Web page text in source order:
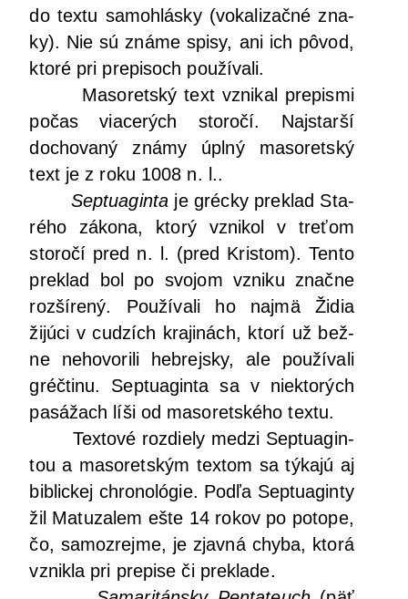
do tex­tu samoh­lás­ky (voka­li­zač­né zna­
ky). Nie sú zná­me spi­sy, ani ich pôvod,
kto­ré pri pre­pi­soch používali.
Maso­ret­ský text vzni­kal pre­pis­mi
počas via­ce­rých sto­ro­čí. Naj­star­ší
docho­va­ný zná­my úpl­ný maso­ret­ský
text je z roku 1008 n. l..
Sep­tu­agin­taje gréc­ky pre­klad Sta­
ré­ho záko­na, kto­rý vzni­kol v tre­ťom
sto­ro­čí pred n. l. (pred Kris­tom). Ten­to
pre­klad bol po svo­jom vzni­ku znač­ne
roz­ší­re­ný. Pou­ží­va­li ho naj­mä Židia
žijú­ci v cudzích kra­ji­nách, kto­rí už bež­
ne neho­vo­ri­li heb­rej­sky, ale pou­ží­va­li
gréč­ti­nu. Sep­tu­agin­ta sa v nie­kto­rých
pasá­žach líši od maso­ret­ské­ho textu.
Tex­to­vé roz­die­ly medzi Sep­tu­agin­
tou a maso­ret­ským tex­tom sa týka­jú aj
bib­lic­kej chro­no­ló­gie. Pod­ľa Sep­tu­agin­ty
žil Matu­za­lem ešte 14 rokov po poto­pe,
čo, samoz­rej­me, je zjav­ná chy­ba, kto­rá
vznik­la pri pre­pi­se či preklade.